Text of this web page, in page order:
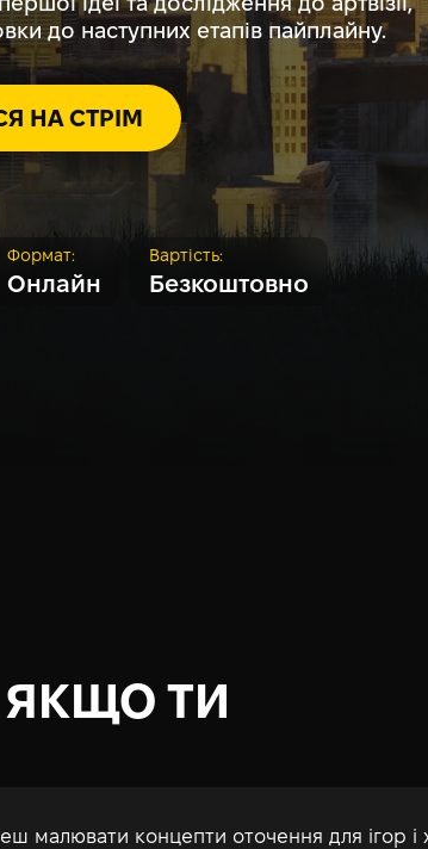
ідеї та дослідження до артвізії,
до наступних етапів пайплайну.
Формат:
Онлайн
Вартiсть:
Безкоштовно
НА СТРІМ
ЯКЩО ТИ
малювати концепти оточення для ігор і